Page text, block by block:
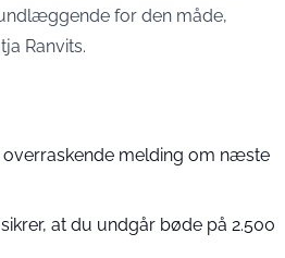
for den måde,
Ranvits.
overraskende melding om næste
at du undgår bøde på 2.500